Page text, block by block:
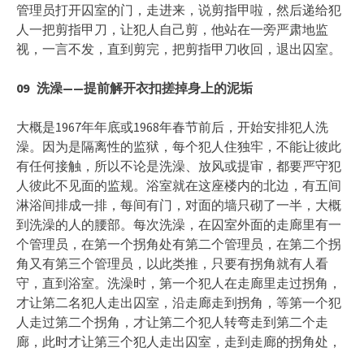
管理员打开囚室的门，走进来，说剪指甲啦，然后递给犯
人一把剪指甲刀，让犯人自己剪，他站在一旁严肃地监
视，一言不发，直到剪完，把剪指甲刀收回，退出囚室。
09 洗澡——提前解开衣扣搓掉身上的泥垢
大概是1967年年底或1968年春节前后，开始安排犯人洗
澡。因为是隔离性的监狱，每个犯人住独牢，不能让彼此
有任何接触，所以不论是洗澡、放风或提审，都要严守犯
人彼此不见面的监规。浴室就在这座楼内的北边，有五间
淋浴间排成一排，每间有门，对面的墙只砌了一半，大概
到洗澡的人的腰部。每次洗澡，在囚室外面的走廊里有一
个管理员，在第一个拐角处有第二个管理员，在第二个拐
角又有第三个管理员，以此类推，只要有拐角就有人看
守，直到浴室。洗澡时，第一个犯人在走廊里走过拐角，
才让第二名犯人走出囚室，沿走廊走到拐角，等第一个犯
人走过第二个拐角，才让第二个犯人转弯走到第二个走
廊，此时才让第三个犯人走出囚室，走到走廊的拐角处，